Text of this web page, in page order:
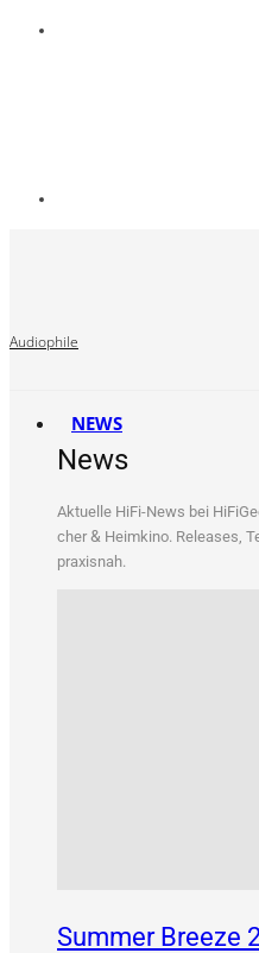
Audiophile
NEWS
News
Aktu­el­le HiFi-News bei
cher & Heim­ki­no. Releases,
praxisnah.
Summer Breeze